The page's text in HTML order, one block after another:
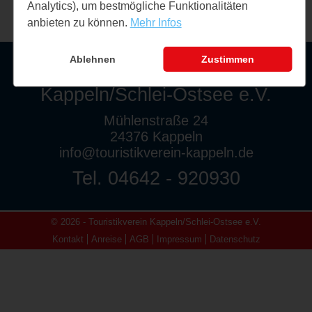
Touristikverein
Kappeln/Schlei-Ostsee e.V.
Mühlenstraße 24
24376 Kappeln
info@touristikverein-kappeln.de
Tel. 04642 - 920930
© 2026 - Touristikverein Kappeln/Schlei-Ostsee e.V.
Kontakt
Anreise AGB Impressum Datenschutz
Analytics), um bestmögliche Funktionalitäten
anbieten zu können. Mehr Infos
Ablehnen Zustimmen